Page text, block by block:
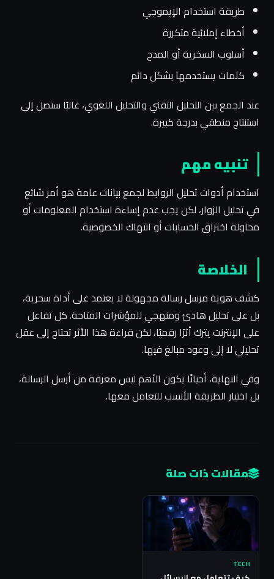
طريقة استخدام الإيموجي
أخطاء إملائية متكررة
أسلوب السخرية أو المدح
كلمات يستخدمها بشكل دائم
عند الجمع بين التحليل التقني والتحليل اللغوي، غالبًا ستصل إلى
استنتاج منطقي بدرجة كبيرة.
تنبيه مهم
استخدام أدوات تحليل الروابط لجمع بيانات عامة هو أمر شائع
في تحليل الزوار، لكن يجب عدم إساءة استخدام المعلومات أو
محاولة اختراق الحسابات أو انتهاك الخصوصية.
الخلاصة
كشف هوية مرسل رسالة مجهولة لا يعتمد على أداة سحرية،
بل على تحليل هادئ ومنهجي للمؤشرات المتاحة. كل تفاعل
على الإنترنت يترك أثرًا رقميًا، لكن قراءة هذا الأثر تحتاج إلى عقل
تحليلي لا إلى وعود مبالغ فيها.
وفي النهاية، أحيانًا يكون الأهم ليس معرفة من أرسل الرسالة،
بل اختيار الطريقة الأنسب للتعامل معها.
مقالات ذات صلة
TECH